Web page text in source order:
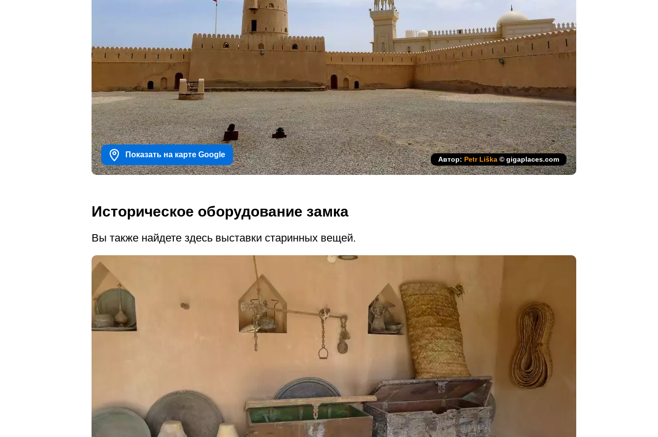
Показать на карте Google
Автор: Petr Liška © gigaplaces.com
Историческое оборудование замка
Вы также найдете здесь выставки старинных вещей.